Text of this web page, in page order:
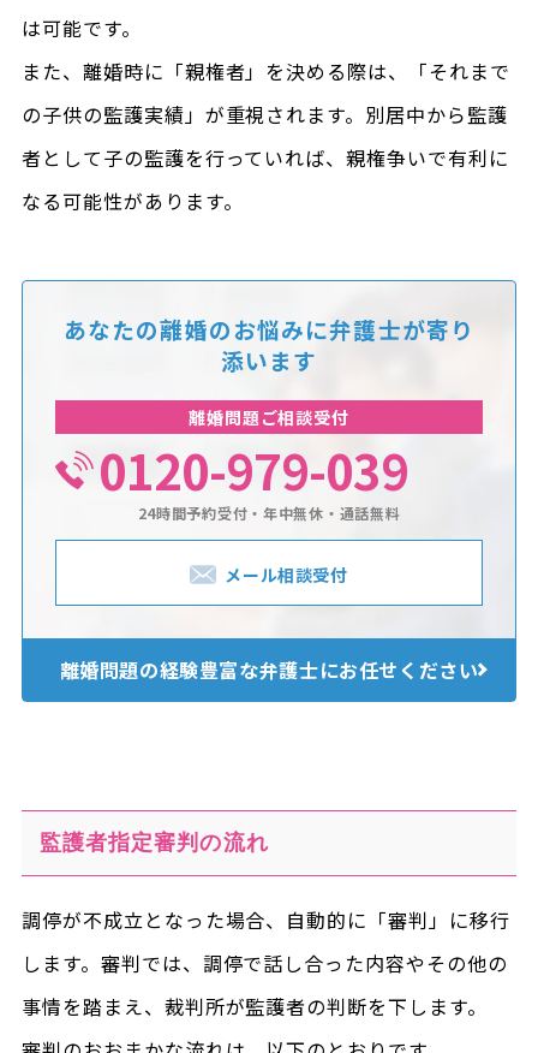
は可能です。
また、離婚時に「親権者」を決める際は、「それまで
の子供の監護実績」が重視されます。別居中から監護
者として子の監護を行っていれば、親権争いで有利に
なる可能性があります。
あなたの離婚のお悩みに弁護士が寄り
添います
離婚問題ご相談受付
0120-979-039
24時間予約受付・年中無休・通話無料
メール相談受付
離婚問題の経験豊富な弁護士にお任せください
監護者指定審判の流れ
調停が不成立となった場合、自動的に「審判」に移行
します。審判では、調停で話し合った内容やその他の
事情を踏まえ、裁判所が監護者の判断を下します。